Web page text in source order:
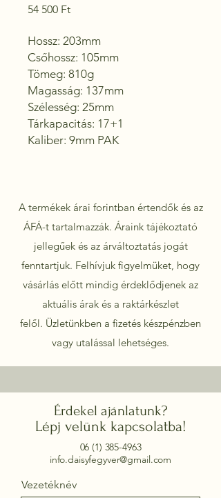
54 500 FtÁr
Hossz: 203mm
Csőhossz: 105mm
Tömeg: 810g
Magasság: 137mm
Szélesség: 25mm
Tárkapacitás: 17+1
Kaliber: 9mm PAK
A termékek árai forintban értendők és az
ÁFÁ-t tartalmazzák. Áraink tájékoztató
jellegűek és az árváltoztatás jogát
fenntartjuk. Felhívjuk figyelmüket, hogy
vásárlás előtt mindig érdeklődjenek az
aktuális árak és a raktárkészlet
felől. Üzletünkben a fizetés készpénzben
vagy utalással lehetséges.
Érdekel ajánlatunk?
Lépj velünk kapcsolatba!
06 (1) 385-4963
info.daisyfegyver@gmail.com
Vezetéknév